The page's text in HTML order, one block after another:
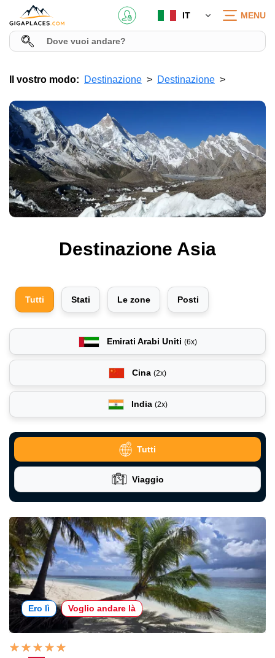
IT MENU
Il vostro modo: Destinazione Destinazione
Destinazione Asia
Tutti Stati Le zone Posti
Emirati Arabi Uniti (6x)
Cina (2x)
India (2x)
Tutti
Viaggio
Ero lì Voglio andare là